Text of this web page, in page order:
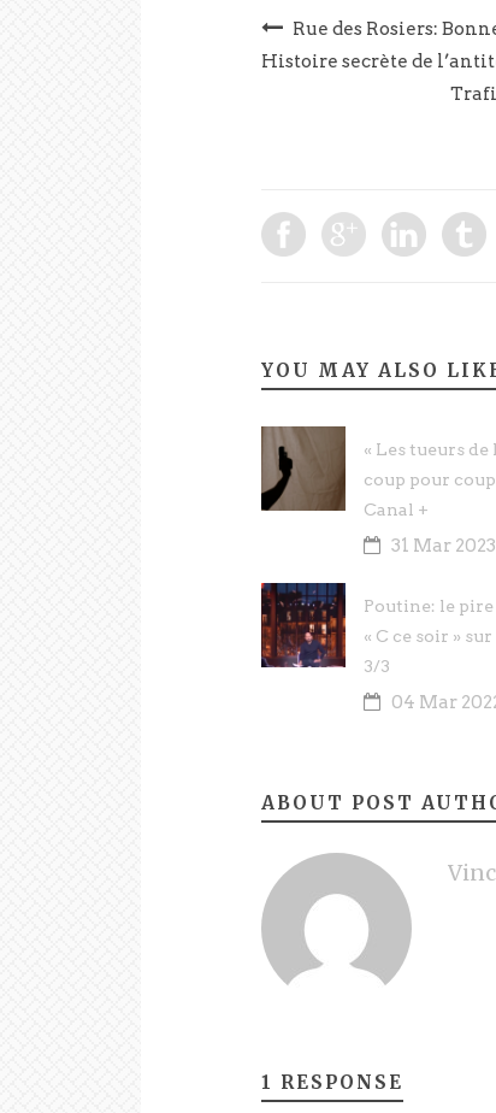
Rue des Rosiers:
Histoire secrète de
YOU MAY ALSO
« Les tueurs de
coup pour
Canal +
31 Mar 2023
Poutine: le
« C ce soir »
3/3
04 Mar
ABOUT POST
1 RESPONSE